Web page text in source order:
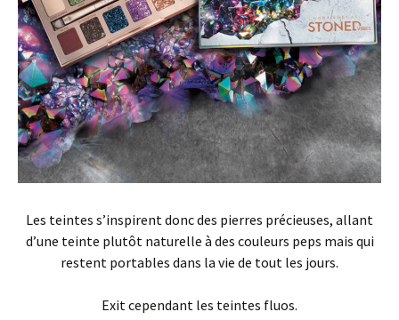
Les teintes s’inspirent donc des pierres précieuses, allant
d’une teinte plutôt naturelle à des couleurs peps mais qui
restent portables dans la vie de tout les jours.
Exit cependant les teintes fluos.